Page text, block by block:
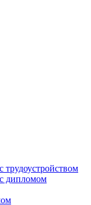
дипломом